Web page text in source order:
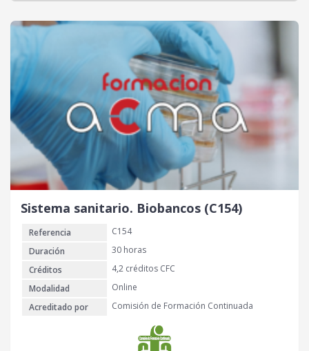
Sistema sanitario. Biobancos (C154)
Referencia
C154
Duración
30 horas
Créditos
4,2 créditos CFC
Modalidad
Online
Acreditado por
Comisión de Formación Continuada